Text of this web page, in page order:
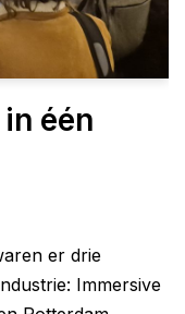
één
er drie
Immersive